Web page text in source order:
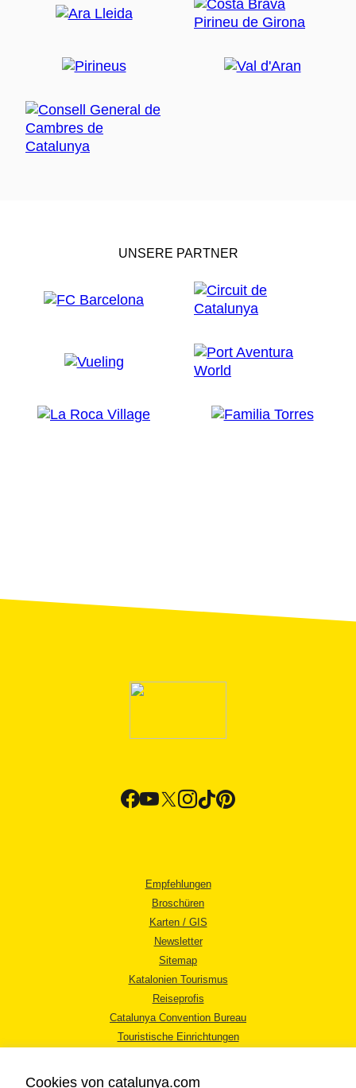
UNSERE PARTNER
Empfehlungen
Broschüren
Karten / GIS
Newsletter
Sitemap
Katalonien Tourismus
Reiseprofis
Catalunya Convention Bureau
Touristische Einrichtungen
Cookies von catalunya.com